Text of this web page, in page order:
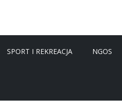
SPORT I REKREACJA NGOS